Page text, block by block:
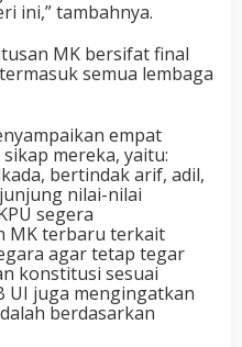
ini,” tambahnya.
MK bersifat final
semua lembaga
empat
mereka, yaitu:
bertindak arif, adil,
nilai-nilai
segera
MK terbaru terkait
agar tetap tegar
konstitusi sesuai
UI juga mengingatkan
berdasarkan